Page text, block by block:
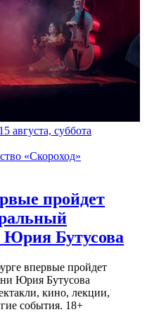
15 августа, суббота
«Скороход»
пройдет
Юрия Бутусова
впервые пройдет
Юрия Бутусова
кино, лекции,
события. 18+